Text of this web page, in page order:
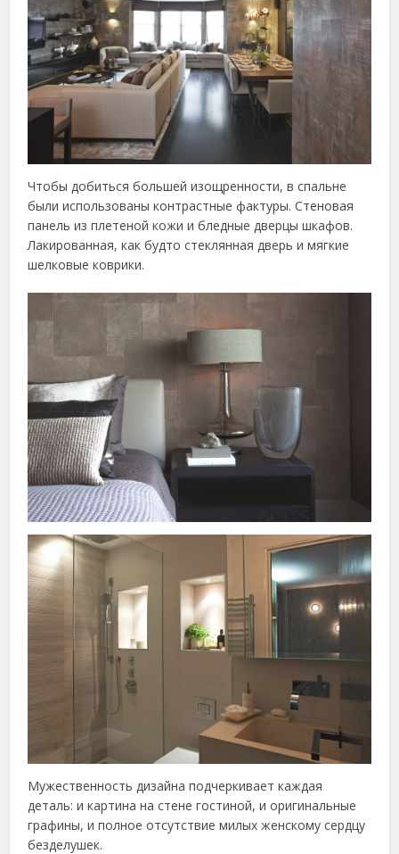
Чтобы добиться большей изощренности, в спальне
были использованы контрастные фактуры. Стеновая
панель из плетеной кожи и бледные дверцы шкафов.
Лакированная, как будто стеклянная дверь и мягкие
шелковые коврики.
Мужественность дизайна подчеркивает каждая
деталь: и картина на стене гостиной, и оригинальные
графины, и полное отсутствие милых женскому сердцу
безделушек.